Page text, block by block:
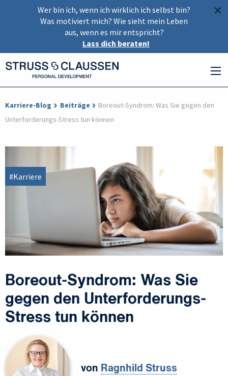
×
Wer bin ich, wenn ich wirklich ich selbst bin?
Was motiviert mich? Wie sieht mein Leben
aus, wenn es mir entspricht?
Lass dich beraten!
Karriere-Blog Beiträge
Boreout-Syndrom: Was Sie gegen den
Unterforderungs-Stress tun können
#Karriere
Boreout-Syndrom: Was Sie
gegen den Unterforderungs-
Stress tun können
von Ragnhild Struss